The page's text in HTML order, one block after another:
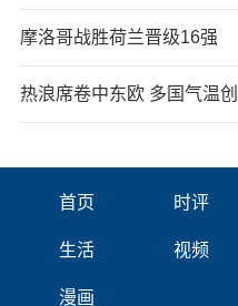
摩洛哥战胜荷兰晋级16强
热浪席卷中东欧 多国气温
首页 时评
生活 视频
漫画